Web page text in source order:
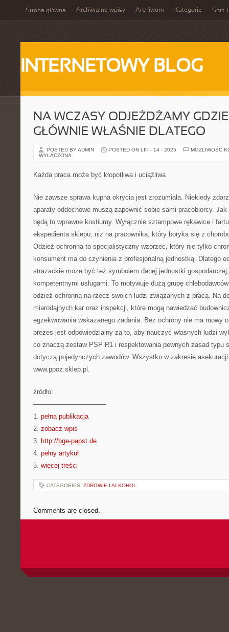
Strona główna Archiwalne wpisy Archiwum Kategorie Spis
INTERNETOWY BLOG
NA WCZASY ODJEŻDŻAMY
GŁÓWNIE WŁAŚNIE DLATEGO
POSTED BY ADMIN POSTED ON LIP - 14 - 2025
MOŻLIWOŚĆ
WYŁĄCZONA
Każda praca może być kłopotliwa i uciążliwa
Nie zawsze sprawa kupna okrycia jest zrozumiała. Niekiedy
aparaty oddechowe muszą zapewnić sobie sami pracobiorcy.
będą to wprawne kostiumy. Wyłącznie sztampowe rękawice i
ekspedienta sklepu, niż na pracownika, który boryka się z
Odzież ochronna to specjalistyczny wzorzec, który nie tylko
konsument ma do czynienia z profesjonalną jednostką. Dlatego
strażackie może być też symbolem danej jednostki
kompetentnymi usługami. To motywuje dużą grupę
odzież ochronną na rzecz swoich ludzi związanych z pracą. Na
miarodajnych kar oraz inspekcji, które mogą nawiedzać
egzekwowania wskazanego zadania. Bez ochrony nie ma mowy
prezes jest odpowiedzialny za to, aby nauczyć własnych ludzi
co znaczą zestaw PSP R1 i respektowania pewnych zasad typu
dotyczą pojedynczych zawodów. Wszystko w zakresie
www.ppoz.sklep.pl.
źródło:
———————————
1. pełna publikacja
2. zobacz wpis
3. http://bge-papst.de
4. pełny artykuł
5. więcej treści
CATEGORIES: ZDROWIE I ALKOHOL
Comments are closed.